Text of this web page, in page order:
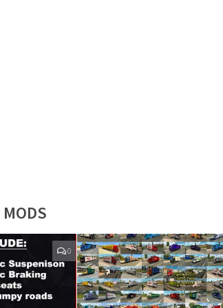
MODS
0